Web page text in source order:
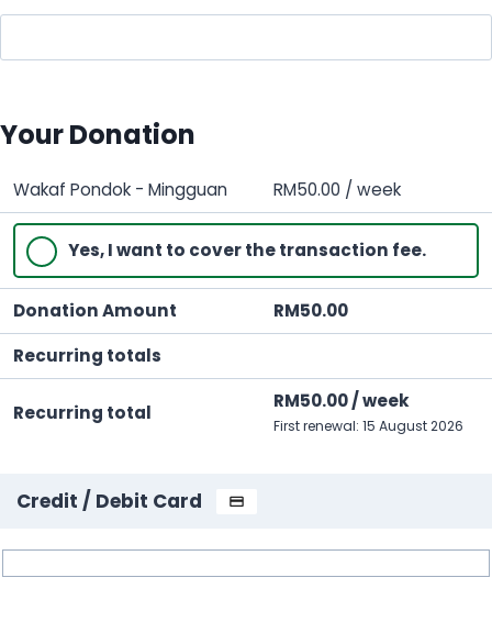
e
S
t
a
t
e
s
+
1
Your Donation
Wakaf Pondok - Mingguan RM50.00 / week
Yes, I want to cover the transaction fee.
Donation Amount RM50.00
Recurring totals
Recurring total
RM50.00/ week
First renewal: 15 August 2026
Credit / Debit Card